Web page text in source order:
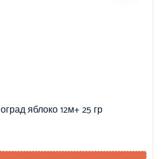
яблоко 12м+ 25 гр